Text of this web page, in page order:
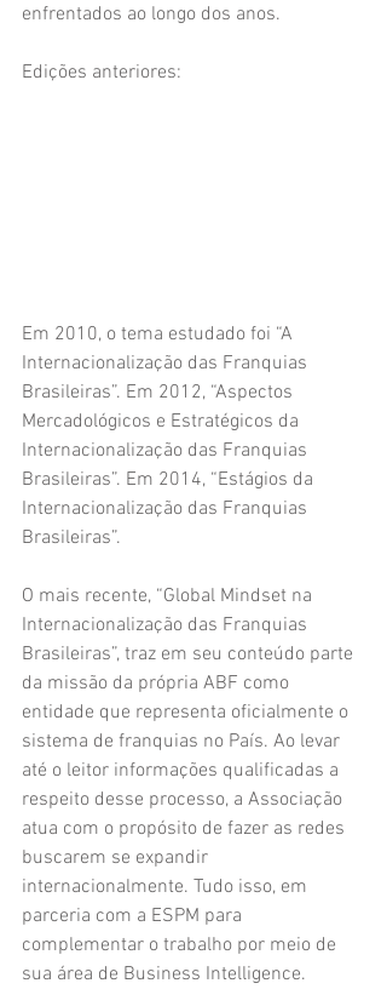
enfrentados ao longo dos anos.
Edições anteriores:
Em 2010, o tema estudado foi “A
Internacionalização das Franquias
Brasileiras”. Em 2012, “Aspectos
Mercadológicos e Estratégicos da
Internacionalização das Franquias
Brasileiras”. Em 2014, “Estágios da
Internacionalização das Franquias
Brasileiras”.
O mais recente, “Global Mindset na
Internacionalização das Franquias
Brasileiras”, traz em seu conteúdo parte
da missão da própria ABF como
entidade que representa oficialmente o
sistema de franquias no País. Ao levar
até o leitor informações qualificadas a
respeito desse processo, a Associação
atua com o propósito de fazer as redes
buscarem se expandir
internacionalmente. Tudo isso, em
parceria com a ESPM para
complementar o trabalho por meio de
sua área de Business Intelligence.